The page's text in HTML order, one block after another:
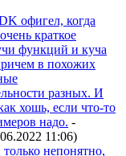
офигел, когда
краткое
функций и куча
в похожих
разных. И
хошь, если что-то
надо. -
11:06)
непонятно,